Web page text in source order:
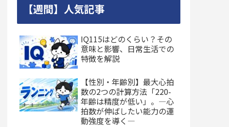
【週間】人気記事
IQ115はどのくらい？その
意味と影響、日常生活での
特徴を解説
【性別・年齢別】最大心拍
数の2つの計算方法「220-
年齢は精度が低い」。―心
拍数が伸ばしたい能力の運
動強度を導く―